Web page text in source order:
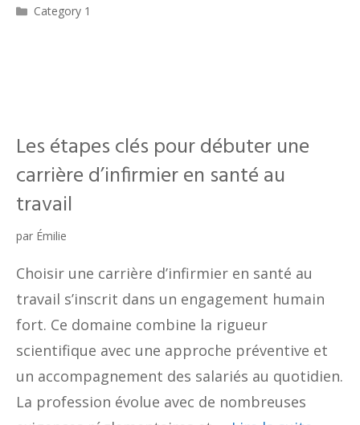
Catégories
Category 1
Les étapes clés pour débuter une
carrière d’infirmier en santé au
travail
par Émilie
Choisir une carrière d’infirmier en santé au
travail s’inscrit dans un engagement humain
fort. Ce domaine combine la rigueur
scientifique avec une approche préventive et
un accompagnement des salariés au quotidien.
La profession évolue avec de nombreuses